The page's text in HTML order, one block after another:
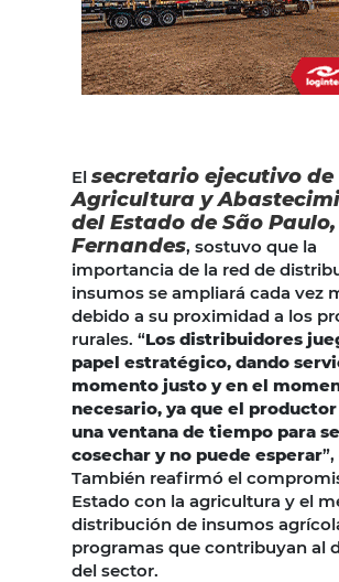
El secretario ejecutivo de
Agricultura y
del Estado de São
Fernandes, sostuvo que la
importancia de la red de
insumos se ampliará cada vez
debido a su proximidad a los
rurales. “Los distribuidores
papel estratégico, dando
momento justo y en el
necesario, ya que el
una ventana de tiempo para
cosechar y no puede esperar
También reafirmó el
Estado con la agricultura y el
distribución de insumos
programas que contribuyan al
del sector.